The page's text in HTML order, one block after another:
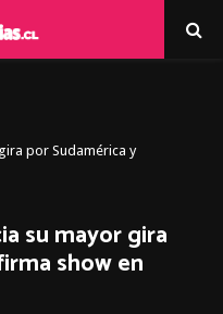
por Sudamérica y
su mayor gira
show en